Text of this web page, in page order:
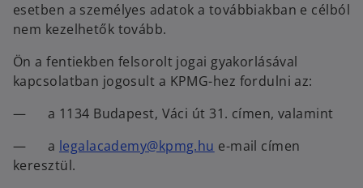
esetben a személyes adatok a továbbiakban e célból
nem kezelhetők tovább.
Ön a fentiekben felsorolt jogai gyakorlásával
kapcsolatban jogosult a KPMG-hez fordulni az:
— a 1134 Budapest, Váci út 31. címen, valamint
— a legalacademy@kpmg.hu o
e-mail címen
keresztül.